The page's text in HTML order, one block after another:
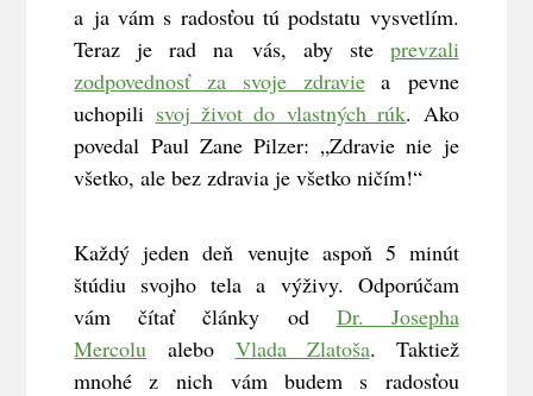
a ja vám s radosťou tú podstatu vysvetlím.
Teraz je rad na vás, aby ste prevzali
zodpovednosť za svoje zdraviea pevne
uchopili svoj život do vlastných rúk. Ako
povedal Paul Zane Pilzer: „Zdravie nie je
všetko, ale bez zdravia je všetko ničím!“
Každý jeden deň venujte aspoň 5 minút
štúdiu svojho tela a výživy. Odporúčam
vám čítať články od Dr. Josepha
Mercolu alebo Vlada Zlatoša. Taktiež
mnohé z nich vám budem s radosťou